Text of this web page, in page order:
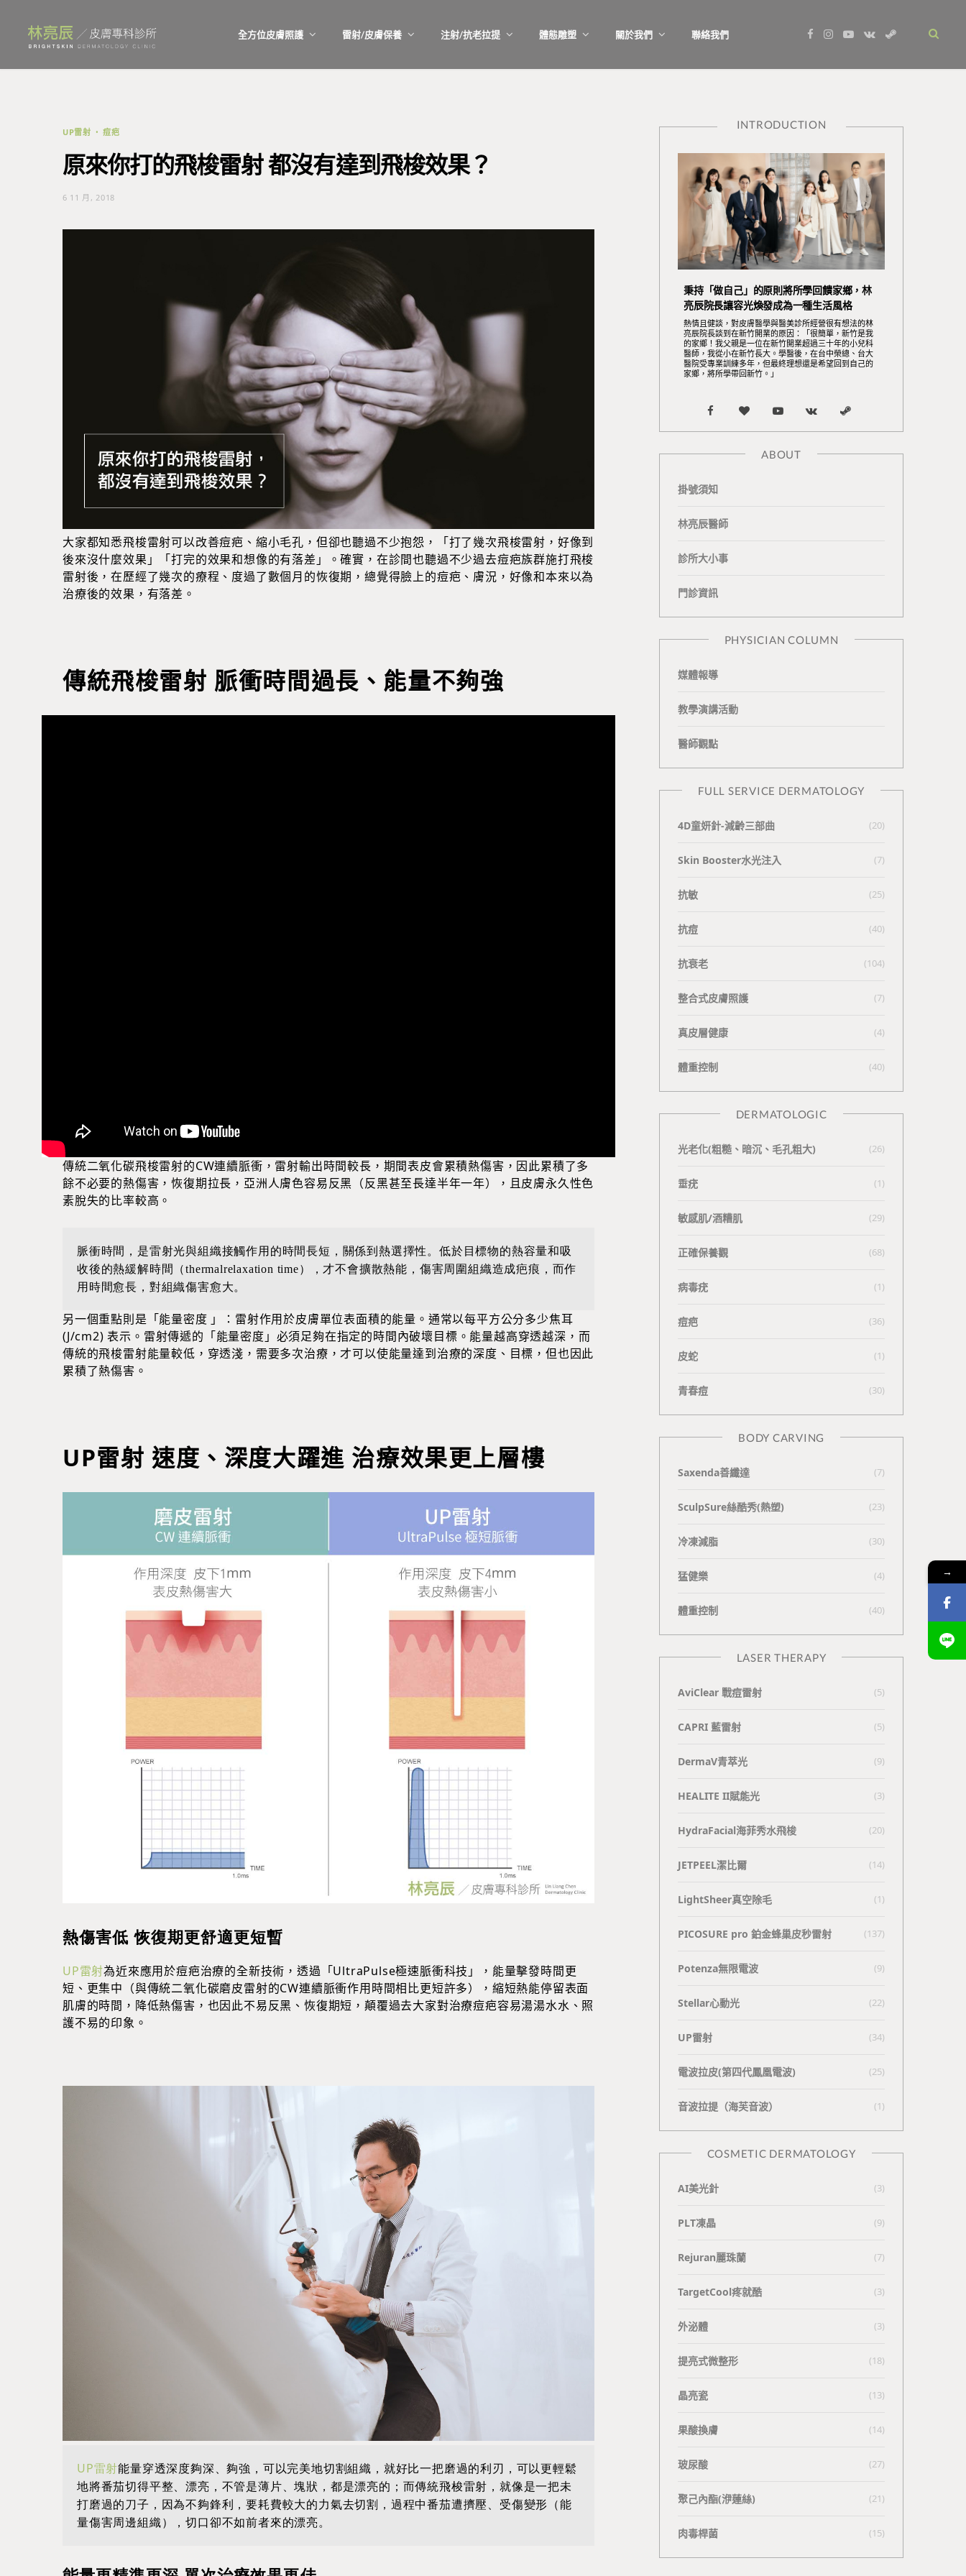
全方位皮膚照護 雷射/皮膚保養 注射/抗老拉提 體態雕塑 關於我們 聯絡我們
I
Y
V
S
UP雷射 痘疤
原來你打的飛梭雷射 都沒有達到飛梭效果？
6 11 月, 2018
大家都知悉飛梭雷射可以改善痘疤、縮小毛孔，但卻也聽過不少抱怨，「打了幾次飛梭雷射，好像到
後來沒什麼效果」「打完的效果和想像的有落差」。確實，在診間也聽過不少過去痘疤族群施打飛梭
雷射後，在歷經了幾次的療程、度過了數個月的恢復期，總覺得臉上的痘疤、膚況，好像和本來以為
治療後的效果，有落差。
傳統飛梭雷射 脈衝時間過長、能量不夠強
傳統二氧化碳飛梭雷射的CW連續脈衝，雷射輸出時間較長，期間表皮會累積熱傷害，因此累積了多
餘不必要的熱傷害，恢復期拉長，亞洲人膚色容易反黑（反黑甚至長達半年一年），且皮膚永久性色
素脫失的比率較高。
脈衝時間，是雷射光與組織接觸作用的時間長短，關係到熱選擇性。低於目標物的熱容量和吸
收後的熱緩解時間（thermalrelaxation time），才不會擴散熱能，傷害周圍組織造成疤痕，而作
用時間愈長，對組織傷害愈大。
另一個重點則是「能量密度 」：雷射作用於皮膚單位表面積的能量。通常以每平方公分多少焦耳
(J/cm2) 表示。雷射傳遞的「能量密度」必須足夠在指定的時間內破壞目標。能量越高穿透越深，而
傳統的飛梭雷射能量較低，穿透淺，需要多次治療，才可以使能量達到治療的深度、目標，但也因此
累積了熱傷害。
UP雷射 速度、深度大躍進 治療效果更上層樓
熱傷害低 恢復期更舒適更短暫
UP雷射為近來應用於痘疤治療的全新技術，透過「UltraPulse極速脈衝科技」，能量擊發時間更
短、更集中（與傳統二氧化碳磨皮雷射的CW連續脈衝作用時間相比更短許多），縮短熱能停留表面
肌膚的時間，降低熱傷害，也因此不易反黑、恢復期短，顛覆過去大家對治療痘疤容易湯湯水水、照
護不易的印象。
UP雷射能量穿透深度夠深、夠強，可以完美地切割組織，就好比一把磨過的利刃，可以更輕鬆
地將番茄切得平整、漂亮，不管是薄片、塊狀，都是漂亮的；而傳統飛梭雷射，就像是一把未
打磨過的刀子，因為不夠鋒利，要耗費較大的力氣去切割，過程中番茄遭擠壓、受傷變形（能
量傷害周邊組織），切口卻不如前者來的漂亮。
INTRODUCTION
秉持「做自己」的原則將所學回饋家鄉，林
亮辰院長讓容光煥發成為一種生活風格
熱情且健談，對皮膚醫學與醫美診所經營很有想法的林
亮辰院長談到在新竹開業的原因：「很簡單，新竹是我
的家鄉！我父親是一位在新竹開業超過三十年的小兒科
醫師，我從小在新竹長大。學醫後，在台中榮總、台大
醫院受專業訓練多年，但最終理想還是希望回到自己的
家鄉，將所學帶回新竹。」
F
a
e
b
k
B
l
n
Y
o
u
V
K
e
S
t
ABOUT
掛號須知
林亮辰醫師
診所大小事
門診資訊
PHYSICIAN COLUMN
媒體報導
教學演講活動
醫師觀點
FULL SERVICE DERMATOLOGY
4D童妍針-減齡三部曲 (20)
Skin Booster水光注入 (7)
抗敏 (25)
抗痘 (40)
抗衰老 (104)
整合式皮膚照護 (7)
真皮層健康 (4)
體重控制 (40)
DERMATOLOGIC
光老化(粗糙、暗沉、毛孔粗大) (26)
垂疣 (1)
敏感肌/酒糟肌 (29)
正確保養觀 (68)
病毒疣 (1)
痘疤 (36)
皮蛇 (1)
青春痘 (30)
BODY CARVING
Saxenda善纖達 (7)
SculpSure絲酷秀(熱塑) (23)
冷凍減脂 (30)
猛健樂 (4)
體重控制 (40)
LASER THERAPY
AviClear 戰痘雷射 (5)
CAPRI 藍雷射 (5)
DermaV青萃光 (9)
HEALITE II賦能光 (3)
HydraFacial海菲秀水飛梭 (20)
JETPEEL潔比爾 (14)
LightSheer真空除毛 (1)
PICOSURE pro 鉑金蜂巢皮秒雷射 (137)
Potenza無限電波 (9)
Stellar心動光 (22)
UP雷射 (34)
電波拉皮(第四代鳳凰電波) (25)
⾳波拉提（海芙⾳波） (1)
COSMETIC DERMATOLOGY
AI美光針 (3)
PLT凍晶 (9)
Rejuran麗珠蘭 (7)
TargetCool疼就酷 (3)
外泌體 (3)
提亮式微整形 (18)
晶亮瓷 (13)
果酸換膚 (14)
玻尿酸 (27)
聚己內酯(洢蓮絲) (21)
肉毒桿菌 (15)
→